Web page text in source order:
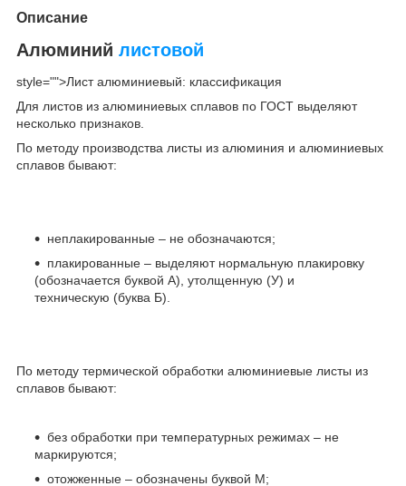
Описание
Алюминий листовой
style="">Лист алюминиевый: классификация
Для листов из алюминиевых сплавов по ГОСТ выделяют
несколько признаков.
По методу производства листы из алюминия и алюминиевых
сплавов бывают:
неплакированные – не обозначаются;
плакированные – выделяют нормальную плакировку
(обозначается буквой А), утолщенную (У) и
техническую (буква Б).
По методу термической обработки алюминиевые листы из
сплавов бывают:
без обработки при температурных режимах – не
маркируются;
отожженные – обозначены буквой М;